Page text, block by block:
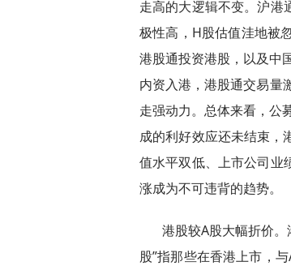
走高的大逻辑不变。沪港
极性高，H股估值洼地被
港股通投资港股，以及中
内资入港，港股通交易量
走强动力。总体来看，公
成的利好效应还未结束，
值水平双低、上市公司业
涨成为不可违背的趋势。
港股较A股大幅折价
股”指那些在香港上市，